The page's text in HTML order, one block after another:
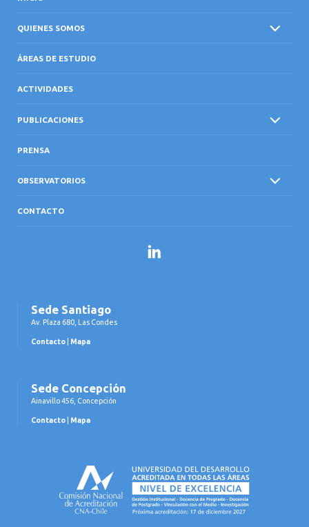
QUIENES SOMOS
ÁREAS DE ESTUDIO
ACTIVIDADES
PUBLICACIONES
PRENSA
OBSERVATORIOS
CONTACTO
LinkedIn
Sede Santiago
Av. Plaza 680, Las Condes
Contacto Mapa
Sede Concepción
Ainavillo 456, Concepción
Contacto Mapa